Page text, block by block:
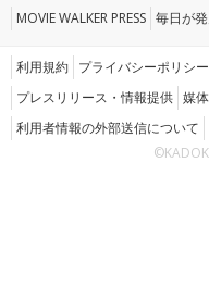
MOVIE WALKER PRESS 毎日が
利用規約 プライバシーポリシー
プレスリリース・情報提供 媒
利用者情報の外部送信について